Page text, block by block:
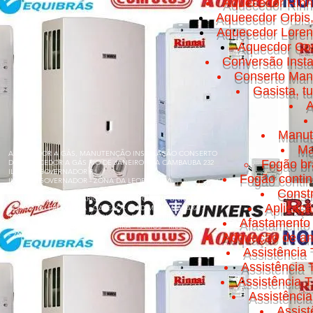
AQUECEDOR A GÁS, MANUTENÇÃO INSTALAÇÃO CONSERTO
DE AQUECEDOR A GÁS RIO DE JANEIRO RUA CAMBAUBA 232
ILHA DO GOVERNADOR RJ
ILHA DO GOVERNADOR - ZONA DA LEOPOLDINA
BONSUCESSO - BANCÁRIOS - CACUIA - CICADE UNIVERSITÁRIA
- COCOTÁ - FREGUESIA - GALEÃO - JARDIM GUANABARA -
JARDIM CARIOCA - MARÉ - OLARIA - PITANGUEIRAS -
PORTUGUESA - PRAIA DA BANDEIRA - RAMOS - RIBEIRA - TÁUA
- ZUMBI
Aquecedor
Aqueecdor Orbis,
Aquecedor
Aquecdor
Conversão
Conserto
Gasista,
Fogão
Fogão
Adquação de
Assistência
Assistência
Assistência